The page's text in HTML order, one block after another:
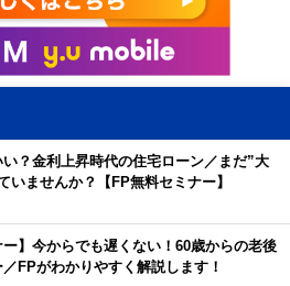
い？金利上昇時代の住宅ローン／まだ”大
いませんか？【FP無料セミナー】
ー】今からでも遅くない！60歳からの老後
FPがわかりやすく解説します！